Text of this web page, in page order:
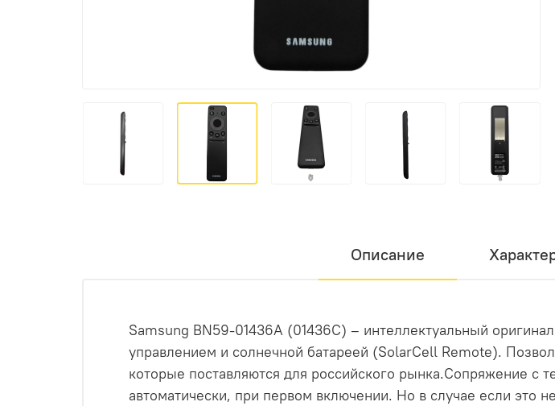
Описание
Samsung BN59-01436A (01436С) – интеллектуальный
управлением и солнечной батареей (SolarCell Remote).
которые поставляются для российского рынка.Сопряжение с
автоматически, при первом включении. Но в случае если это